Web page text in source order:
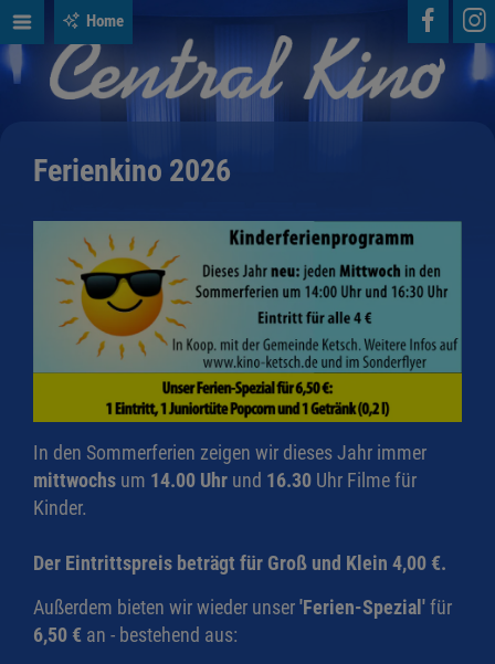
Home
Ferienkino 2026
In den Sommerferien zeigen wir dieses Jahr immer
mittwochs um 14.00 Uhr und 16.30 Uhr Filme für
Kinder.
Der Eintrittspreis beträgt für Groß und Klein 4,00 €.
Außerdem bieten wir wieder unser'Ferien-Spezial'für
6,50 € an - bestehend aus: